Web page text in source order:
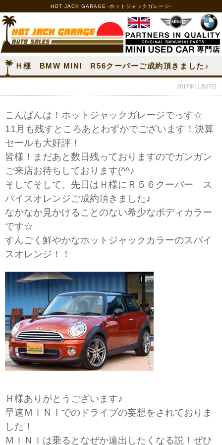
HOT JACK GARAGE -ホットジャックガレージ-
Ｈ様 BMW MINI R56クーパーご成約頂きました♪
2017年11月27日
こんばんは！ホットジャックガレージでっす☆
11月も残すところあとわずかでございます！決算
セールも大好評！
皆様！まだあと数日残っておりますのでガンガン
ご来店お待ちしております(^^♪
そしてそして、先日はＨ様にＲ５６クーパー ス
パイスオレンジご成約頂きました♪
なかなか見かけることのない希少なボディカラー
です☆
すんごく鮮やかなホットジャックカラーのスパイ
スオレンジ！！
Ｈ様ありがとうございます♪
早速ＭＩＮＩでのドライブの妄想をされておりま
した！
ＭＩＮＩは乗るとなぜか遠出したくなる説！ぜひ